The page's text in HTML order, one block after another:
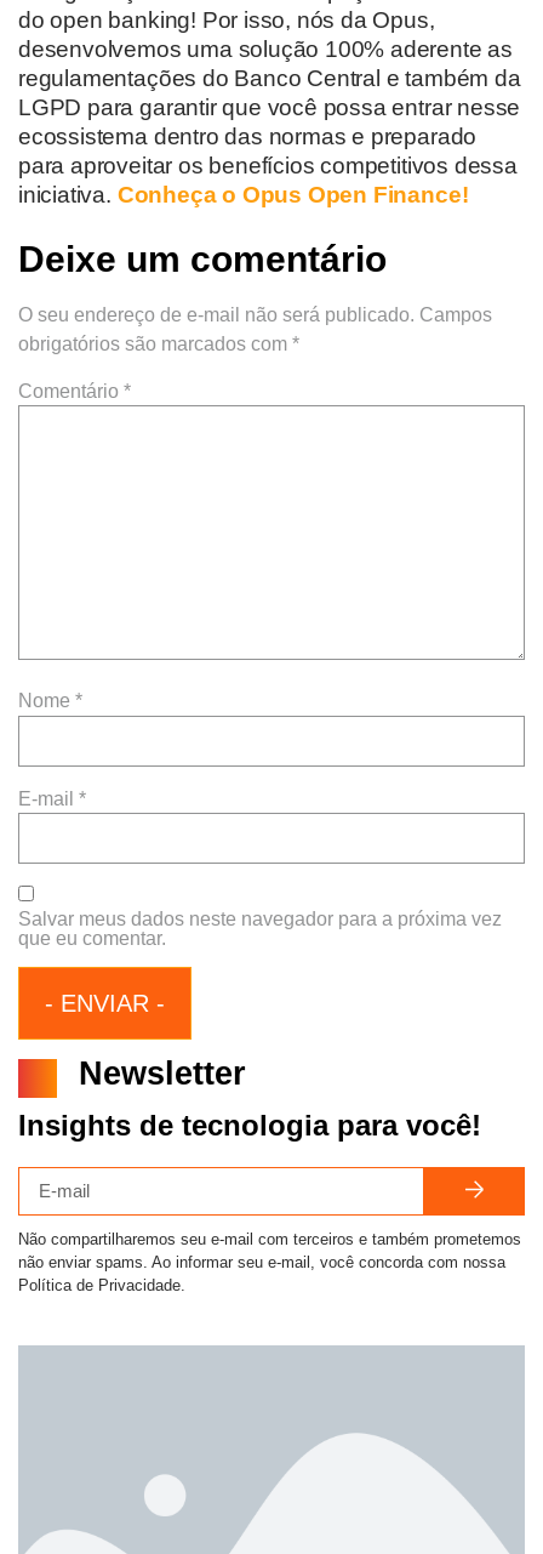
do open banking! Por isso, nós da Opus,
desenvolvemos uma solução 100% aderente as
regulamentações do Banco Central e também da
LGPD para garantir que você possa entrar nesse
ecossistema dentro das normas e preparado
para aproveitar os benefícios competitivos dessa
iniciativa. Conheça o Opus Open Finance!
Deixe um comentário
O seu endereço de e-mail não será publicado. Campos
obrigatórios são marcados com *
Comentário *
Nome *
E-mail *
Salvar meus dados neste navegador para a próxima vez
que eu comentar.
Newsletter
Insights de tecnologia para você!
Não compartilharemos seu e-mail com terceiros e também prometemos
não enviar spams. Ao informar seu e-mail, você concorda com nossa
Política de Privacidade.